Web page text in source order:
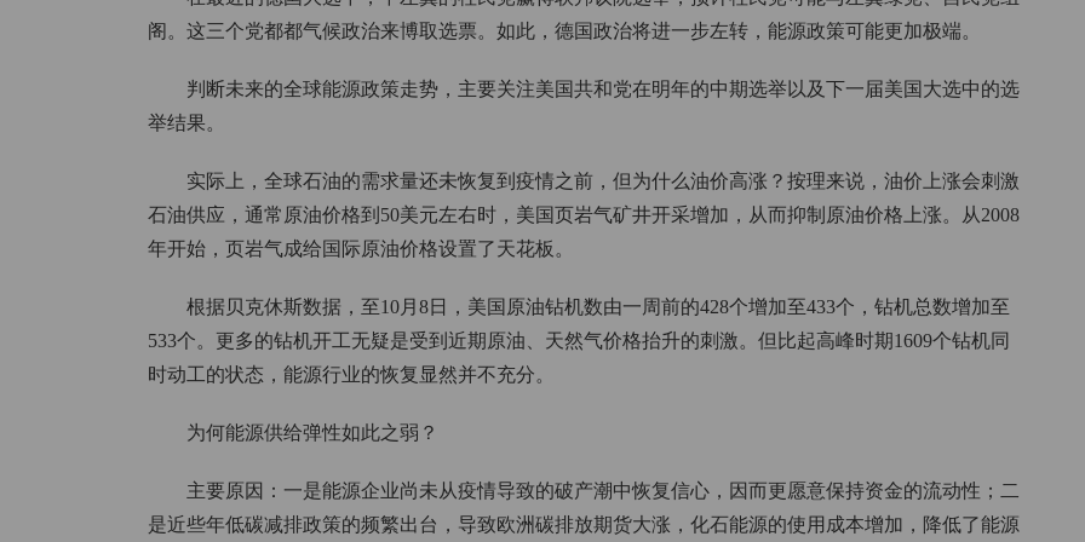
阁。这三个党都都气候政治来博取选票。如此，德国政治将进一步左转，能源政策可能更加极端。
判断未来的全球能源政策走势，主要关注美国共和党在明年的中期选举以及下一届美国大选中的选
举结果。
实际上，全球石油的需求量还未恢复到疫情之前，但为什么油价高涨？按理来说，油价上涨会刺激
石油供应，通常原油价格到50美元左右时，美国页岩气矿井开采增加，从而抑制原油价格上涨。从2008
年开始，页岩气成给国际原油价格设置了天花板。
根据贝克休斯数据，至10月8日，美国原油钻机数由一周前的428个增加至433个，钻机总数增加至
533个。更多的钻机开工无疑是受到近期原油、天然气价格抬升的刺激。但比起高峰时期1609个钻机同
时动工的状态，能源行业的恢复显然并不充分。
为何能源供给弹性如此之弱？
主要原因：一是能源企业尚未从疫情导致的破产潮中恢复信心，因而更愿意保持资金的流动性；二
是近些年低碳减排政策的频繁出台，导致欧洲碳排放期货大涨，化石能源的使用成本增加，降低了能源